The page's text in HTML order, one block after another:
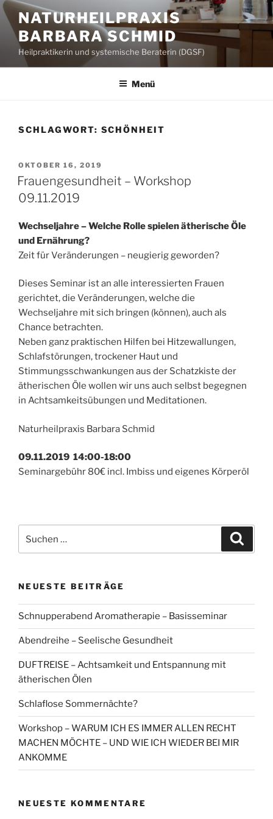
Zum
Inhalt
springen
NATURHEILPRAXIS
BARBARA SCHMID
Heilpraktikerin und systemische Beraterin (DGSF)
Menü
SCHLAGWORT: SCHÖNHEIT
VERÖFFENTLICHT
AM
OKTOBER 16, 2019
Frauengesundheit – Workshop
09.11.2019
Wechseljahre – Welche Rolle spielen ätherische Öle
und Ernährung?
Zeit für Veränderungen – neugierig geworden?
Dieses Seminar ist an alle interessierten Frauen
gerichtet, die Veränderungen, welche die
Wechseljahre mit sich bringen (können), auch als
Chance betrachten.
Neben ganz praktischen Hilfen bei Hitzewallungen,
Schlafstörungen, trockener Haut und
Stimmungsschwankungen aus der Schatzkiste der
ätherischen Öle wollen wir uns auch selbst begegnen
in Achtsamkeitsübungen und Meditationen.
Naturheilpraxis Barbara Schmid
09.11.2019 14:00-18:00
Seminargebühr 80€ incl. Imbiss und eigenes Körperöl
nach:
NEUESTE BEITRÄGE
Schnupperabend Aromatherapie – Basisseminar
Abendreihe – Seelische Gesundheit
DUFTREISE – Achtsamkeit und Entspannung mit
ätherischen Ölen
Schlaflose Sommernächte?
Workshop – WARUM ICH ES IMMER ALLEN RECHT
MACHEN MÖCHTE – UND WIE ICH WIEDER BEI MIR
ANKOMME
NEUESTE KOMMENTARE